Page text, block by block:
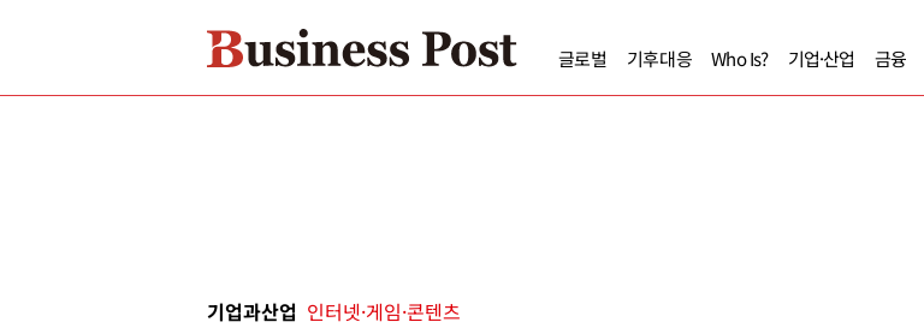
글로벌 기후대응 Who Is? 기업·산업 금융
기업과산업 인터넷·게임·콘텐츠